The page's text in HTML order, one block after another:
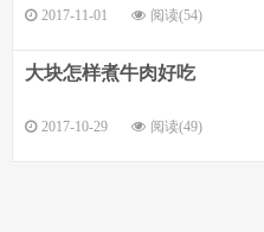
2017-11-01 阅读(54)
大块怎样煮牛肉好吃
2017-10-29 阅读(49)